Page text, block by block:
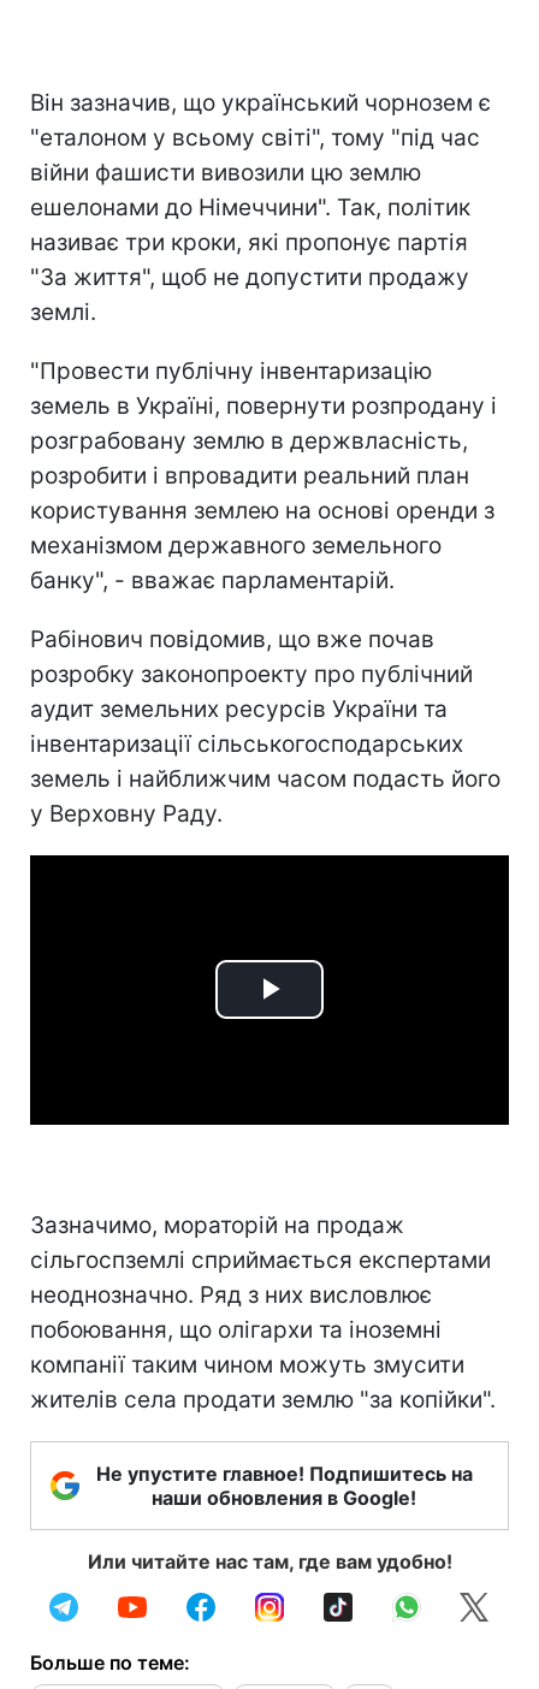
Він зазначив, що український чорнозем є
"еталоном у всьому світі", тому "під час
війни фашисти вивозили цю землю
ешелонами до Німеччини". Так, політик
називає три кроки, які пропонує партія
"За життя", щоб не допустити продажу
землі.
"Провести публічну інвентаризацію
земель в Україні, повернути розпродану і
розграбовану землю в держвласність,
розробити і впровадити реальний план
користування землею на основі оренди з
механізмом державного земельного
банку", - вважає парламентарій.
Рабінович повідомив, що вже почав
розробку законопроекту про публічний
аудит земельних ресурсів України та
інвентаризації сільськогосподарських
земель і найближчим часом подасть його
у Верховну Раду.
Play
Зазначимо, мораторій на продаж
сільгоспземлі сприймається експертами
неоднозначно. Ряд з них висловлює
побоювання, що олігархи та іноземні
компанії таким чином можуть змусити
жителів села продати землю "за копійки".
Не упустите главное! Подпишитесь на
наши обновления в Google!
Или читайте нас там, где вам удобно!
Больше по теме: